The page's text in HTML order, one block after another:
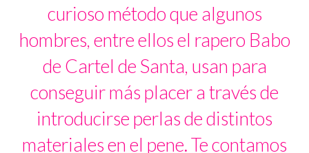
curioso método que algunos
hombres, entre ellos el rapero Babo
de Cartel de Santa, usan para
conseguir más placer a través de
introducirse perlas de distintos
materiales en el pene. Te contamos